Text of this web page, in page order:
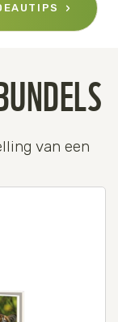
van een